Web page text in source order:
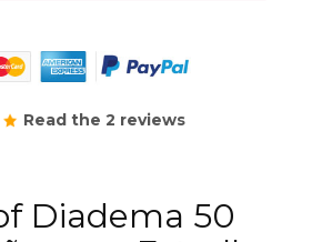
Read the 2 reviews
Diadema 50